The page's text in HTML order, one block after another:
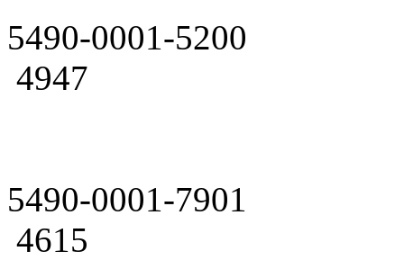
5490-0001-5200
4947
5490-0001-7901
4615